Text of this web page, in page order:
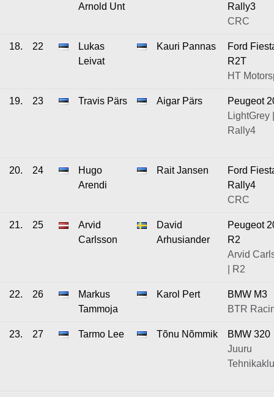
Arnold Unt
Rally3
CRC
18. 22
Lukas
Leivat
Kauri Pannas
Ford
R2T
HT
19. 23 Travis Pärs Aigar Pärs
Peugeot
LightGrey |
Rally4
20. 24
Hugo
Arendi
Rait Jansen
Ford
Rally4
CRC
21. 25
Arvid
Carlsson
David
Arhusiander
Peugeot
R2
Arvid
| R2
22. 26
Markus
Tammoja
Karol Pert
BMW M3
BTR
23. 27 Tarmo Lee Tõnu Nõmmik
BMW 320
Juuru